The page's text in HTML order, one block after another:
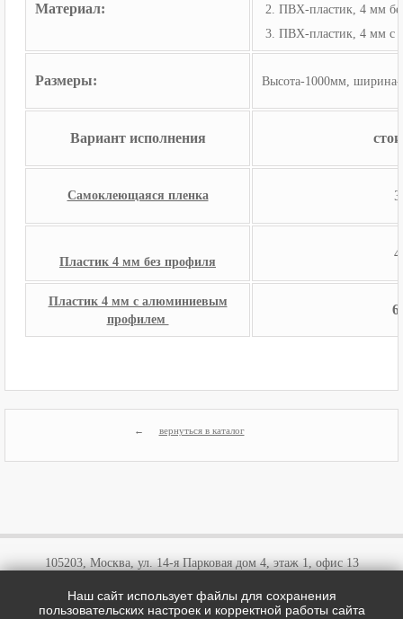
Материал:
2. ПВХ-пластик, 4 мм
3. ПВХ-пластик, 4 мм с
Размеры: Высота-1000мм,
Вариант исполнения
Самоклеюща​яся пленка
Пластик 4 мм без профиля
Пластик 4 мм с алюминиевым
профилем
вернуться в каталог
105203, Москва, ул. 14-я Парковая дом 4, этаж 1, офис 13
+7 (495)646 03 57
+7 (800)707 57 72
Наш сайт использует файлы для сохранения
пользовательских настроек и корректной работы сайта